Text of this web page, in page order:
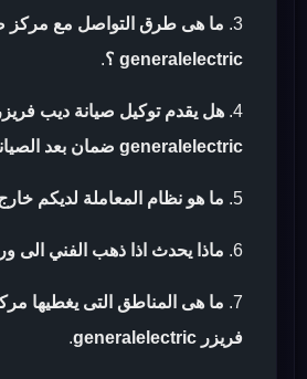
ما هى طرق التواصل مع مركز
generalelectric ؟
.
هل يقدم توكيل صيانة ديب فريزر
generalelectric ضمان بعد الصيانة ؟
ما هو نظام المعاملة لديكم
ماذا يحدث اذا ذهب الفني الى
ما هى المناطق التى يغطيها
فريزر generalelectric
.